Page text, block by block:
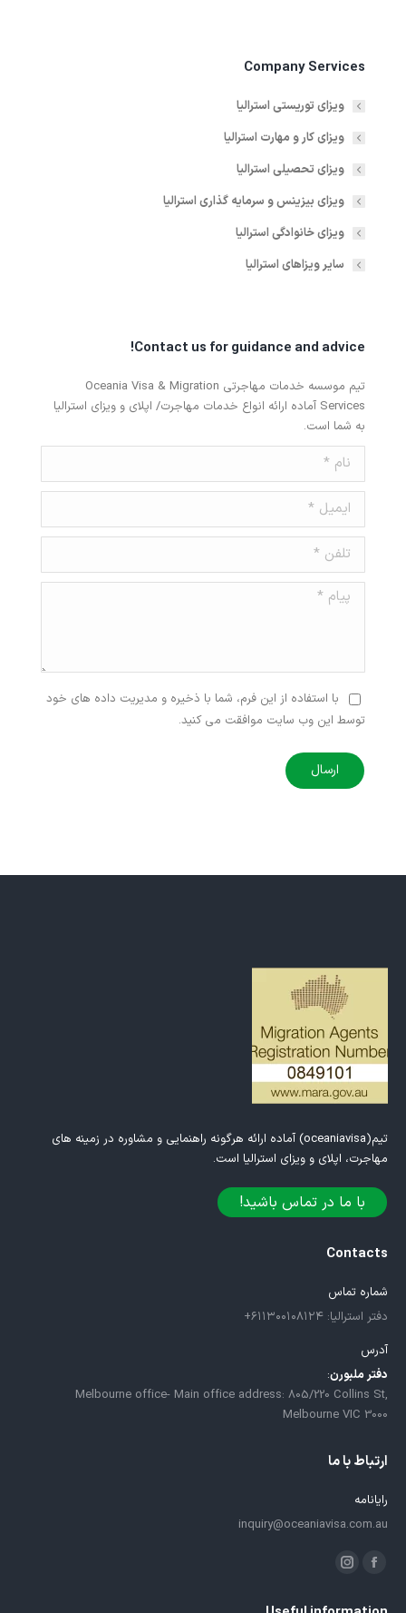
Company Services
ویزای توریستی استرالیا
ویزای کار و مهارت استرالیا
ویزای تحصیلی استرالیا
ویزای بیزینس و سرمایه گذاری استرالیا
ویزای خانوادگی استرالیا
سایر ویزاهای استرالیا
Contact us for guidance and advice!
تیم موسسه خدمات مهاجرتی Oceania Visa & Migration
Services آماده ارائه انواع خدمات مهاجرت/ اپلای و ویزای استرالیا
به شما است.
نام *
ایمیل *
تلفن *
پیام *
با استفاده از این فرم، شما با ذخیره و مدیریت داده های خود
توسط این وب سایت موافقت می کنید.
ارسال
تیم(oceaniavisa) آماده ارائه هرگونه راهنمایی و مشاوره در زمینه های
مهاجرت، اپلای و ویزای استرالیا است.
با ما در تماس باشید!
Contacts
شماره تماس
دفتر استرالیا: ۶۱۱۳۰۰۱۰۸۱۲۴+
آدرس
دفتر ملبورن:
Melbourne office- Main office address: 805/220 Collins St,
Melbourne VIC 3000
ارتباط با ما
رایانامه
inquiry@oceaniavisa.com.au
ما را دنبال کنید در:
فیسبوکاینستاگرام